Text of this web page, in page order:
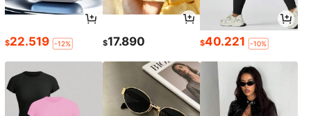
$22.519 -12% $17.890 $40.221 -10%